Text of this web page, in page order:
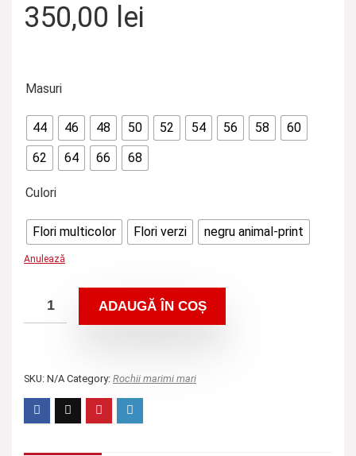
350,00 lei
Masuri
44 46 48 50 52 54 56 58
60
62
64 66 68
Culori
Flori multicolor Flori verzi negru animal-print
Anulează
ADAUGĂ ÎN COȘ
SKU: N/A Category: Rochii marimi mari